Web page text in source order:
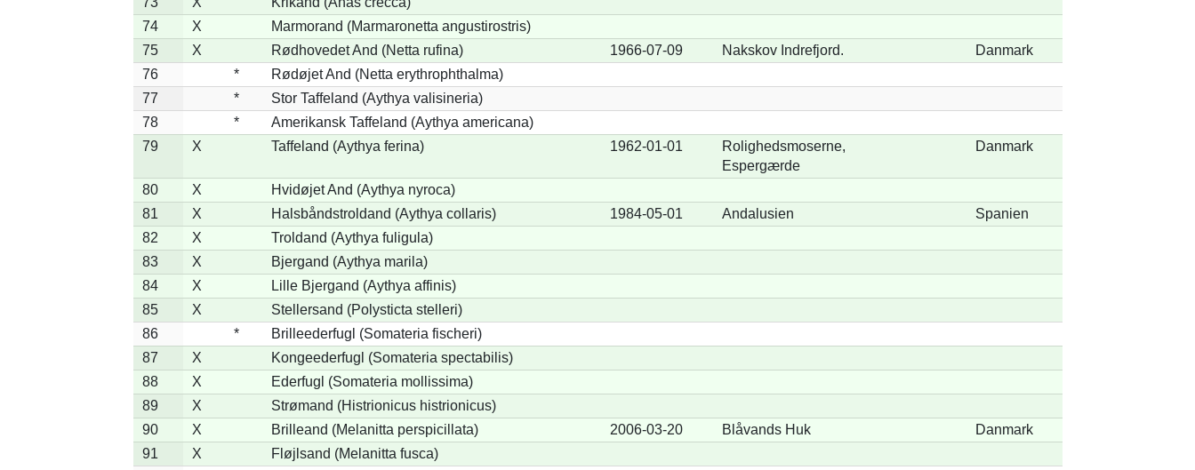
74
X
Marmorand (Marmaronetta angustirostris)
75
X Rødhovedet And (Netta rufina) 1966-07-09 Nakskov Indrefjord.
Danmark
76
*
Rødøjet And (Netta erythrophthalma)
77
*
Stor Taffeland (Aythya valisineria)
78
*
Amerikansk Taffeland (Aythya americana)
79
X Taffeland (Aythya ferina) 1962-01-01
Rolighedsmoserne,
Espergærde
Danmark
80 X
Hvidøjet And (Aythya nyroca)
81
X Halsbåndstroldand (Aythya collaris) 1984-05-01 Andalusien
Spanien
82
X
Troldand (Aythya fuligula)
83
X
Bjergand (Aythya marila)
84
X
Lille Bjergand (Aythya affinis)
85
X
Stellersand (Polysticta stelleri)
86
*
Brilleederfugl (Somateria fischeri)
87
X
Kongeederfugl (Somateria spectabilis)
88
X
Ederfugl (Somateria mollissima)
89
X
Strømand (Histrionicus histrionicus)
90
X Brilleand (Melanitta perspicillata) 2006-03-20 Blåvands Huk
Danmark
91
X
Fløjlsand (Melanitta fusca)